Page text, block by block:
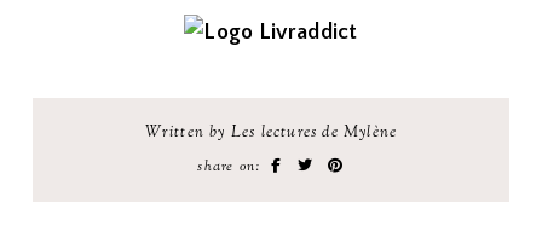
Written by Les lectures de Mylène
share on: